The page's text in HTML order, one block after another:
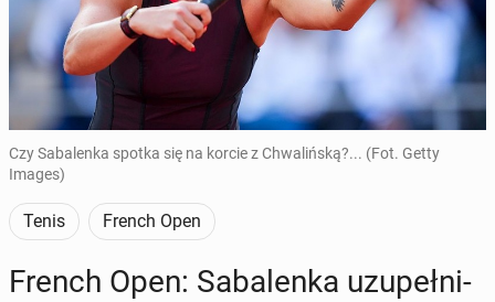
Czy Sabalenka spotka się na korcie z Chwalińską?... (Fot. Getty
Images)
Tenis French Open
French Open: Sa­ba­len­ka uzu­peł­ni­